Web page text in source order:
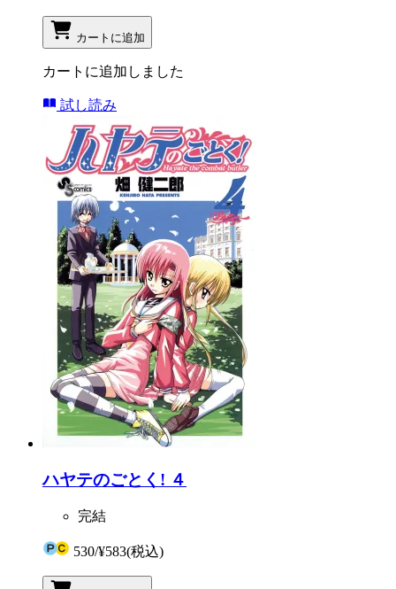
カートに追加
カートに追加しました
試し読み
ハヤテのごとく! ４
完結
530/¥583(税込)